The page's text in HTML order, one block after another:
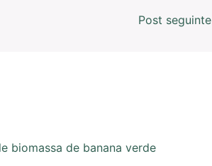
Post seguinte